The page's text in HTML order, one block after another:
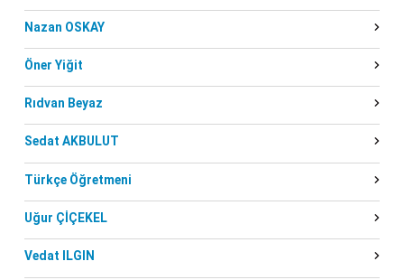
Nazan OSKAY
Öner Yiğit
Rıdvan Beyaz
Sedat AKBULUT
Türkçe Öğretmeni
Uğur ÇİÇEKEL
Vedat ILGIN